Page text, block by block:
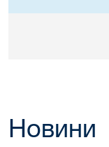
Новини